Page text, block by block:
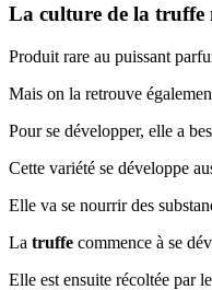
La culture de la truffe
Produit rare au puissant
Mais on la retrouve
Pour se développer, elle a
Cette variété se développe
Elle va se nourrir des
La truffe commence à se
Elle est ensuite récoltée par